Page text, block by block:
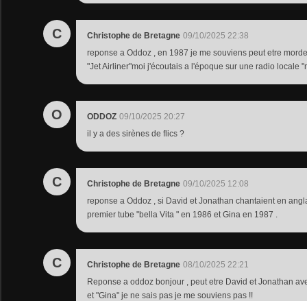
C Christophe de Bretagne 09/10/2025 22:38
reponse a Oddoz , en 1987 je me souviens peut etre
"Jet Airliner"moi j'écoutais a l'époque sur une radio locale
O ODDOZ 09/10/2025 20:27
il y a des sirènes de flics ?
C Christophe de Bretagne 09/10/2025 12:08
reponse a Oddoz , si David et Jonathan chantaient en
premier tube "bella Vita " en 1986 et Gina en 1987 .
C Christophe de Bretagne 08/10/2025 22:21
Reponse a oddoz bonjour , peut etre David et Jonathan
et "Gina" je ne sais pas je me souviens pas !!